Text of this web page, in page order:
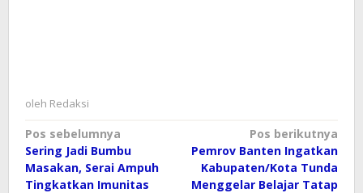
oleh Redaksi
Navigasi
pos
Pos sebelumnya
Sering Jadi Bumbu
Masakan, Serai Ampuh
Tingkatkan Imunitas
Pos berikutnya
Pemrov Banten Ingatkan
Kabupaten/Kota Tunda
Menggelar Belajar Tatap